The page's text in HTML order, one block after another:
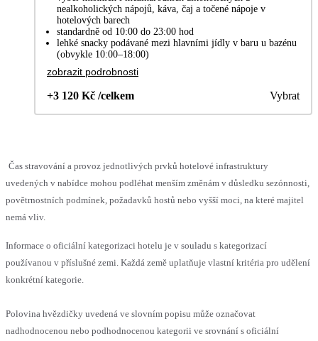
nealkoholických nápojů, káva, čaj a točené nápoje v
hotelových barech
standardně od 10:00 do 23:00 hod
lehké snacky podávané mezi hlavními jídly v baru u bazénu
(obvykle 10:00–18:00)
zobrazit podrobnosti
+3 120 Kč /celkem Vybrat
Čas stravování a provoz jednotlivých prvků hotelové infrastruktury
uvedených v nabídce mohou podléhat menším změnám v důsledku sezónnosti,
povětrnostních podmínek, požadavků hostů nebo vyšší moci, na které majitel
nemá vliv.
Informace o oficiální kategorizaci hotelu je v souladu s kategorizací
používanou v příslušné zemi. Každá země uplatňuje vlastní kritéria pro udělení
konkrétní kategorie.
Polovina hvězdičky uvedená ve slovním popisu může označovat
nadhodnocenou nebo podhodnocenou kategorii ve srovnání s oficiální